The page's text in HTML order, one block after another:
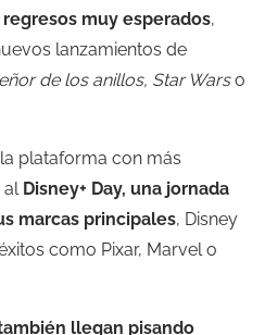
muy esperados,
lanzamientos de
de los anillos, Star Warso
plataforma con más
al Disney+ Day, una jornada
marcas principales, Disney
como Pixar, Marvel o
llegan pisando